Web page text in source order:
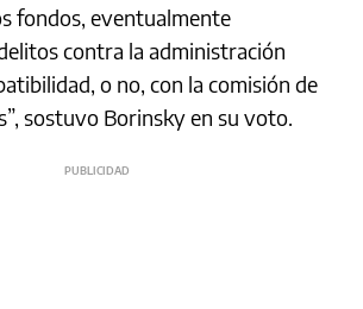
fondos, eventualmente
contra la administración
o no, con la comisión de
sostuvo Borinsky en su voto.